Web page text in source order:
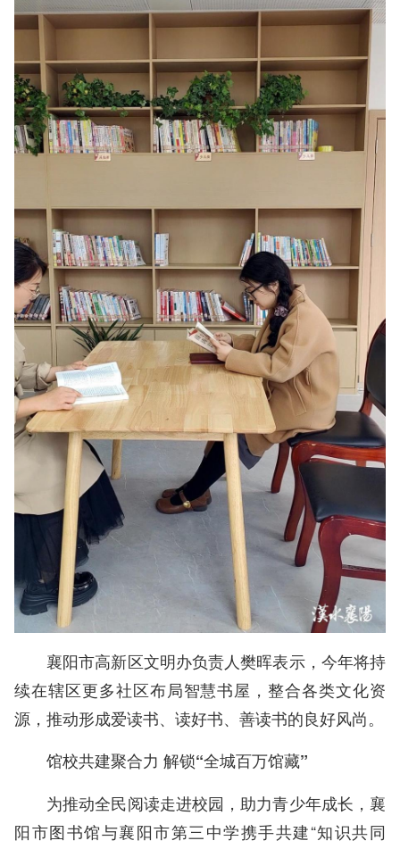
襄阳市高新区文明办负责人樊晖表示，今年将持
续在辖区更多社区布局智慧书屋，整合各类文化资
源，推动形成爱读书、读好书、善读书的良好风尚。
馆校共建聚合力 解锁“全城百万馆藏”
为推动全民阅读走进校园，助力青少年成长，襄
阳市图书馆与襄阳市第三中学携手共建“知识共同